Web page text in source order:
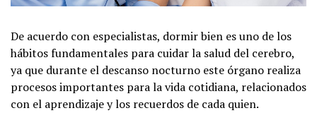
De acuerdo con especialistas, dormir bien es uno de los
hábitos fundamentales para cuidar la salud del cerebro,
ya que durante el descanso nocturno este órgano realiza
procesos importantes para la vida cotidiana, relacionados
con el aprendizaje y los recuerdos de cada quien.